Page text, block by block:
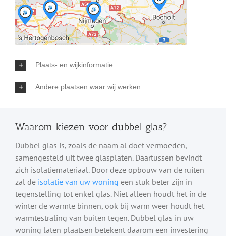
Plaats- en wijkinformatie
Andere plaatsen waar wij werken
Waarom kiezen voor dubbel glas?
Dubbel glas is, zoals de naam al doet vermoeden,
samengesteld uit twee glasplaten. Daartussen bevindt
zich isolatiemateriaal. Door deze opbouw van de ruiten
zal de isolatie van uw woning een stuk beter zijn in
tegenstelling tot enkel glas. Niet alleen houdt het in de
winter de warmte binnen, ook bij warm weer houdt het
warmtestraling van buiten tegen. Dubbel glas in uw
woning laten plaatsen betekent daarom een investering